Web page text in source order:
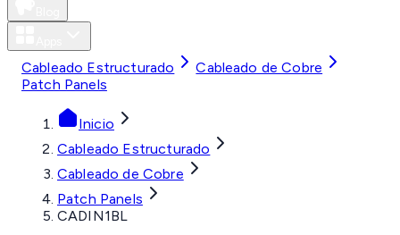
Cableado Estructurado
Cableado de Cobre
Patch Panels
Inicio
Cableado Estructurado
Cableado de Cobre
Patch Panels
CADIN1BL